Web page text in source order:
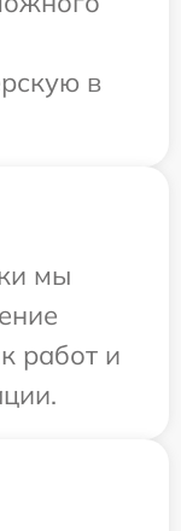
в
мы
работ и